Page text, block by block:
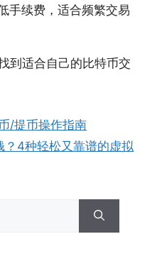
手续费，适合频繁交易
到适合自己的比特币交
/提币操作指南
？4种轻松又靠谱的虚拟